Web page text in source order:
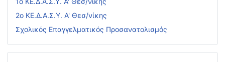
2ο ΚΕ.Δ.Α.Σ.Υ. Α' Θεσ/νίκης
Σχολικός Επαγγελματικός Προσανατολισμός